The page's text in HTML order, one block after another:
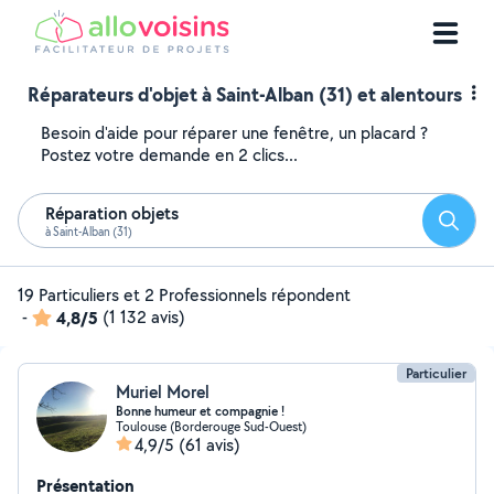
Réparateurs d'objet à Saint-Alban (31) et alentours
Besoin d'aide pour réparer une fenêtre, un placard ?
Postez votre demande en 2 clics...
Réparation objets
à Saint-Alban (31)
19 Particuliers et 2 Professionnels répondent
-
4,8/5 (1 132 avis)
Particulier
Muriel Morel
Bonne humeur et compagnie !
Toulouse (Borderouge Sud-Ouest)
4,9/5 (61 avis)
Présentation